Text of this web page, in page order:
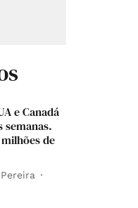
e Canadá
semanas.
de